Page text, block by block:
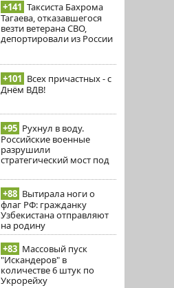
+141 Таксиста Бахрома
Тагаева, отказавшегося
везти ветерана СВО,
депортировали из России
+101 Всех причастных - с
Днём ВДВ!
+95 Рухнул в воду.
Российские военные
разрушили
стратегический мост под
+88 Вытирала ноги о
флаг РФ: гражданку
Узбекистана отправляют
на родину
+83 Массовый пуск
"Искандеров" в
количестве 6 штук по
Укрорейху